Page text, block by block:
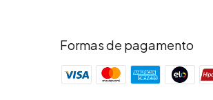
Formas de pagamento